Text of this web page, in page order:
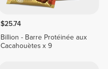
$25.74
Billion - Barre Protéinée aux
Cacahouètes x 9